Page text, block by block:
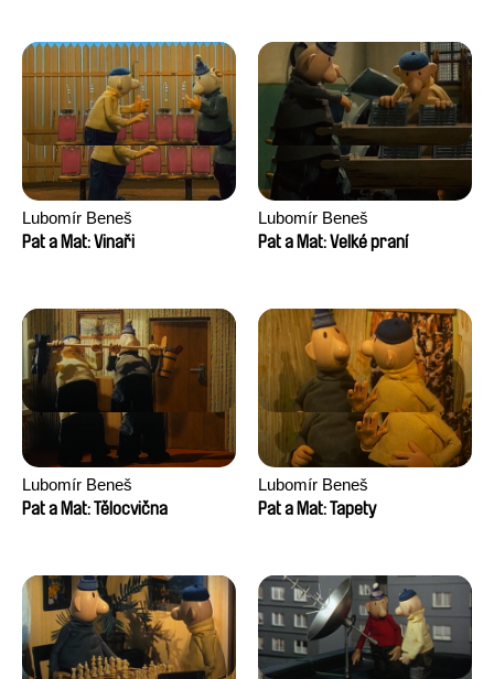
Lubomír Beneš
Pat a Mat: Vinaři
Lubomír Beneš
Pat a Mat: Velké praní
Lubomír Beneš
Pat a Mat: Tělocvična
Lubomír Beneš
Pat a Mat: Tapety